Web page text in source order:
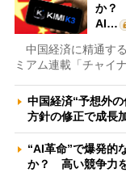
か？
AI…
中国経済に精通す
ミアム連載「チャイ
中国経済“予想外
方針の修正で成長
“AI革命”で爆発的
か？ 高い競争力